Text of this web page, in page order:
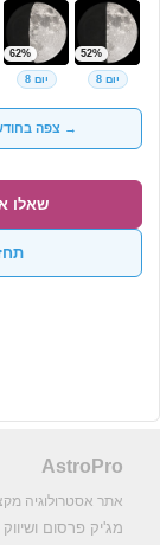
52%
יום 8
62%
יום 8
→ צפה
שאלו
AstroPro
אתר אסטרולוגיה
מג'יק פרסום